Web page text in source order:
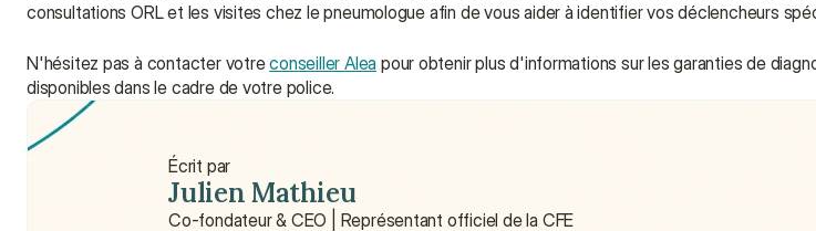
consultations ORL et les visites chez le pneumologue afin de vous aider à identifier vos déclencheurs
N'hésitez pas à contacter votre conseiller Alea pour obtenir plus d'informations sur les garanties de
disponibles dans le cadre de votre police.
Écrit par
Julien Mathieu
Co-fondateur & CEO | Représentant officiel de la CFE